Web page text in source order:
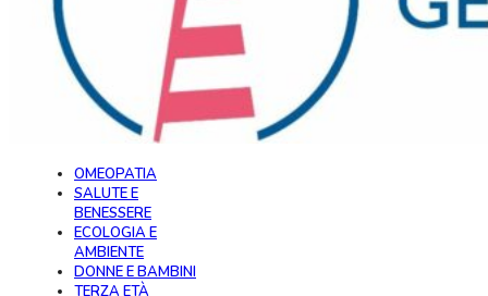
OMEOPATIA
SALUTE E
BENESSERE
ECOLOGIA E
AMBIENTE
DONNE E BAMBINI
TERZA ETÀ